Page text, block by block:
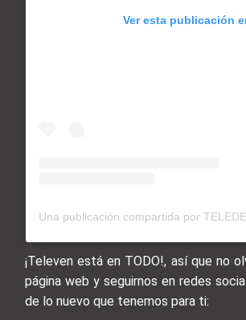
Ver esta publicación
Una publicación compartida por
¡Televen está en TODO!, así que no
página web y seguirnos en redes
de lo nuevo que tenemos para ti: